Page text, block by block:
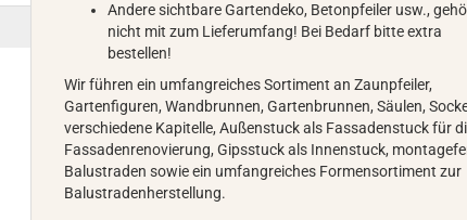
Andere sichtbare Gartendeko, Betonpfeiler usw.,
nicht mit zum Lieferumfang! Bei Bedarf bitte extra
bestellen!
Wir führen ein umfangreiches Sortiment an Zaunpfeiler,
Gartenfiguren, Wandbrunnen, Gartenbrunnen, Säulen,
verschiedene Kapitelle, Außenstuck als Fassadenstuck für
Fassadenrenovierung, Gipsstuck als Innenstuck,
Balustraden sowie ein umfangreiches Formensortiment zur
Balustradenherstellung.